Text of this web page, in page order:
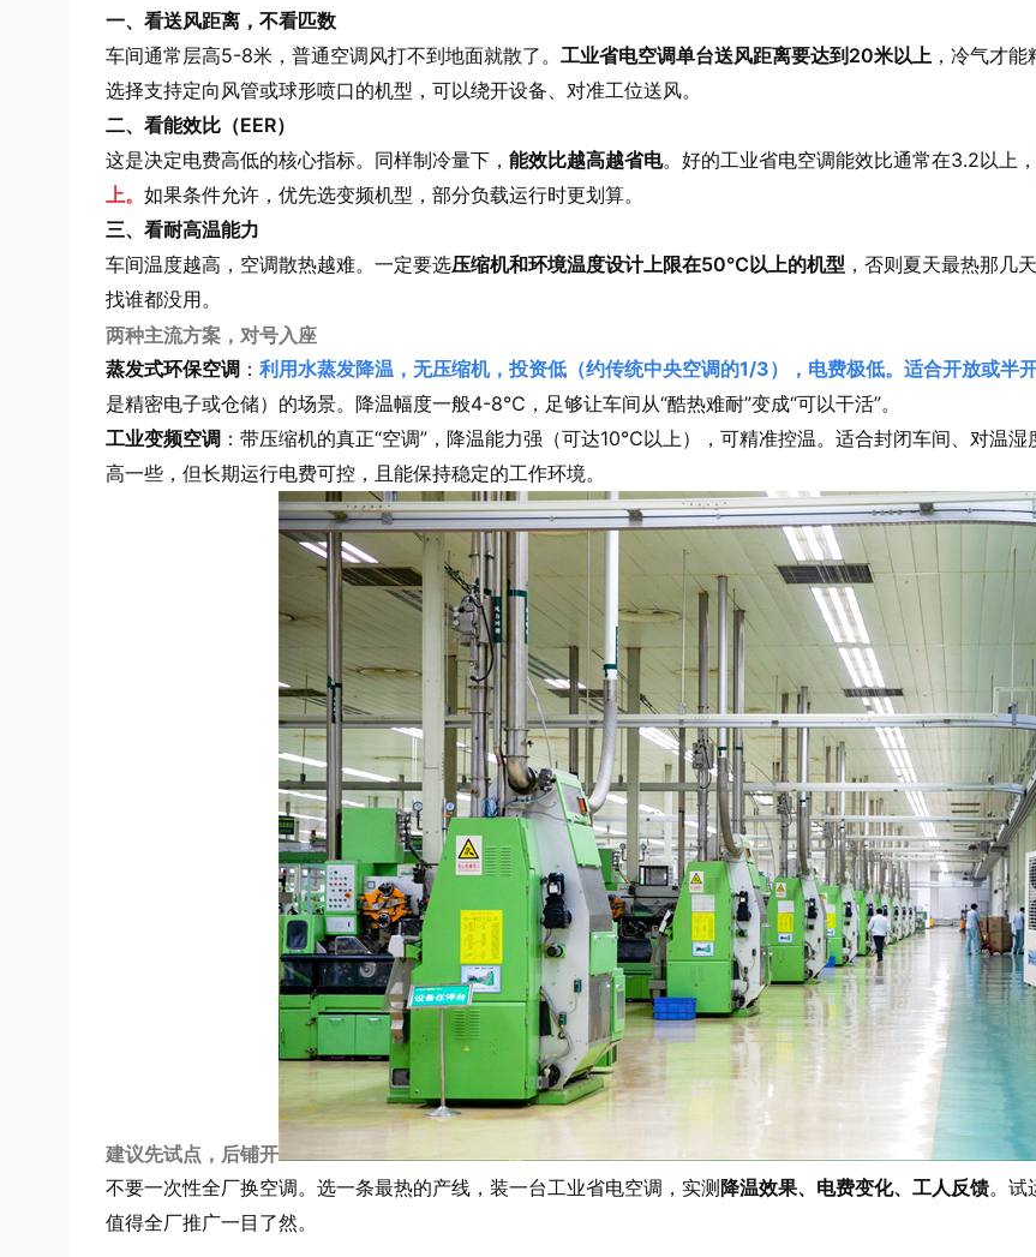
一、看送风距离，不看匹数
车间通常层高5-8米，普通空调风打不到地面就散了。 工业省电空调单台送风距离要达到20米以上 ，冷气才
选择支持定向风管或球形喷口的机型，可以绕开设备、对准工位送风。
二、看能效比（EER）
这是决定电费高低的核心指标。同样制冷量下， 能效比越高越省电。好的工业省电空调能效比通常在3.2以上，
上。 如果条件允许，优先选变频机型，部分负载运行时更划算。
三、看耐高温能力
车间温度越高，空调散热越难。一定要选压缩机和环境温度设计上限在50℃以上的机型 ，否则夏天最热那几
找谁都没用。
两种主流方案，对号入座
蒸发式环保空调 ： 利用水蒸发降温，无压缩机，投资低（约传统中央空调的1/3），电费极低。适合开放或半开
是精密电子或仓储）的场景。降温幅度一般4-8℃，足够让车间从“酷热难耐”变成“可以干活”。
工业变频空调 ：带压缩机的真正“空调”，降温能力强（可达10℃以上），可精准控温。适合封闭车间、对温
高一些，但长期运行电费可控，且能保持稳定的工作环境。
建议先试点，后铺开
不要一次性全厂换空调。选一条最热的产线，装一台工业省电空调，实测 降温效果、电费变化、工人反馈。试
值得全厂推广一目了然。